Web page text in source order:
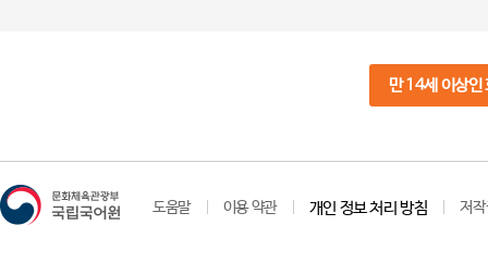
만 14세 이상인
도움말 이용 약관 개인 정보 처리 방침 저